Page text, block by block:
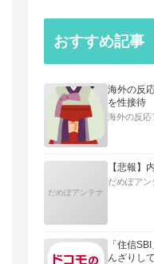
おすすめ記事
海外の反
を性接待
海外の反応
だめぽアンテナ
【悲報】
だめぽアン
「住信
んざりし